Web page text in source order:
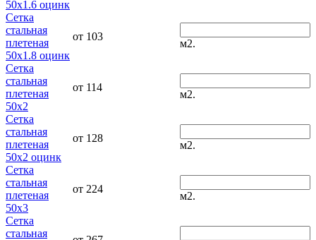
50x1.6 оцинк
Сетка
стальная
плетеная
50x1.8 оцинк
от 103
м2.
Сетка
стальная
плетеная
50x2
от 114
м2.
Сетка
стальная
плетеная
50x2 оцинк
от 128
м2.
Сетка
стальная
плетеная
50x3
от 224
м2.
Сетка
стальная